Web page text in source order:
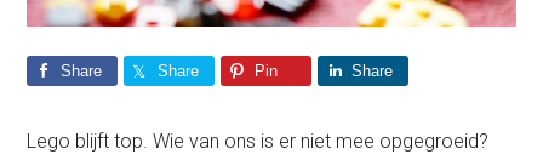
Share Share Pin Share
Lego blijft top. Wie van ons is er niet mee opgegroeid?